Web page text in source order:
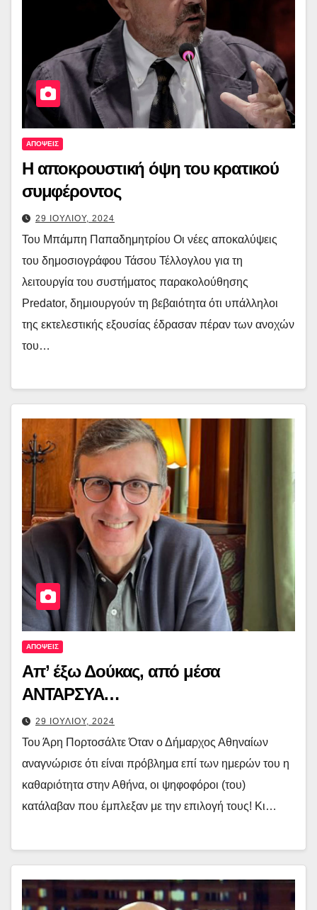
ΑΠΟΨΕΙΣ
Η αποκρουστική όψη του κρατικού
συμφέροντος
29 ΙΟΥΛΙΟΥ, 2024
Του Μπάμπη Παπαδημητρίου Οι νέες αποκαλύψεις
του δημοσιογράφου Τάσου Τέλλογλου για τη
λειτουργία του συστήματος παρακολούθησης
Predator, δημιουργούν τη βεβαιότητα ότι υπάλληλοι
της εκτελεστικής εξουσίας έδρασαν πέραν των ανοχών
του…
ΑΠΟΨΕΙΣ
Απ’ έξω Δούκας, από μέσα
ΑΝΤΑΡΣΥΑ…
29 ΙΟΥΛΙΟΥ, 2024
Του Άρη Πορτοσάλτε Όταν ο Δήμαρχος Αθηναίων
αναγνώρισε ότι είναι πρόβλημα επί των ημερών του η
καθαριότητα στην Αθήνα, οι ψηφοφόροι (του)
κατάλαβαν που έμπλεξαν με την επιλογή τους! Κι…